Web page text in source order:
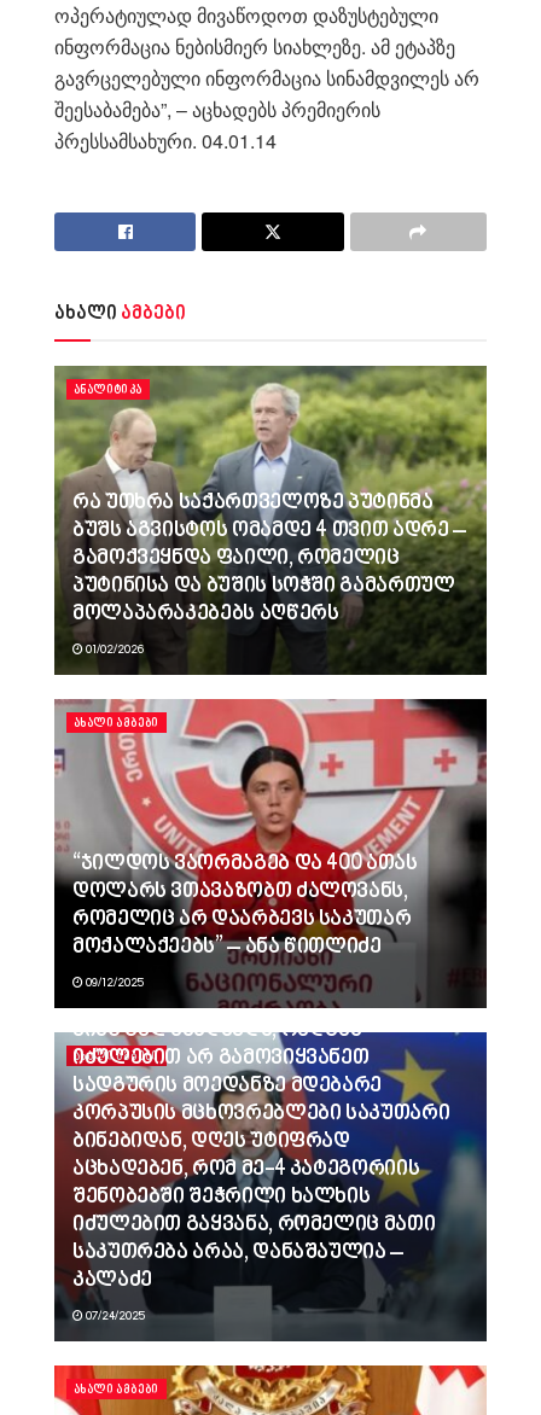
ოპერატიულად მივაწოდოთ დაზუსტებული
ინფორმაცია ნებისმიერ სიახლეზე. ამ ეტაპზე
გავრცელებული ინფორმაცია სინამდვილეს არ
შეესაბამება”, – აცხადებს პრემიერის
პრესსამსახური. 04.01.14
ახალი ამბები
ᲐᲜᲐᲚᲘᲢᲘᲙᲐ
რა უთხრა საქართველოზე პუტინმა
ბუშს აგვისტოს ომამდე 4 თვით ადრე –
გამოქვეყნდა ფაილი, რომელიც
პუტინისა და ბუშის სოჭში გამართულ
მოლაპარაკებებს აღწერს
01/02/2026
ᲐᲮᲐᲚᲘ ᲐᲛᲑᲔᲑᲘ
“ჯილდოს ვაორმაგებ და 400 ათას
დოლარს ვთავაზობთ ძალოვანს,
რომელიც არ დაარბევს საკუთარ
მოქალაქეებს” – ანა წითლიძე
09/12/2025
ᲐᲮᲐᲚᲘ ᲐᲛᲑᲔᲑᲘ
ვინც გვლანძღავდა, რადგან
იძულებით არ გამოვიყვანეთ
სადგურის მოედანზე მდებარე
კორპუსის მცხოვრებლები საკუთარი
ბინებიდან, დღეს უტიფრად
აცხადებენ, რომ მე-4 კატეგორიის
შენობებში შეჭრილი ხალხის
იძულებით გაყვანა, რომელიც მათი
საკუთრება არაა, დანაშაულია –
კალაძე
07/24/2025
ᲐᲮᲐᲚᲘ ᲐᲛᲑᲔᲑᲘ